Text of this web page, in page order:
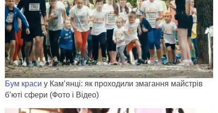
Бум краси у Кам’янці: як проходили змагання майстрів
б’юті сфери (Фото і Відео)